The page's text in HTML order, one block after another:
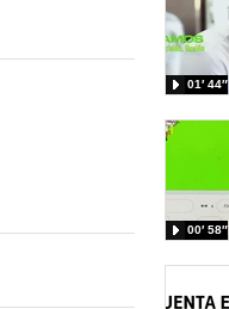
01′ 44″
00′ 58″